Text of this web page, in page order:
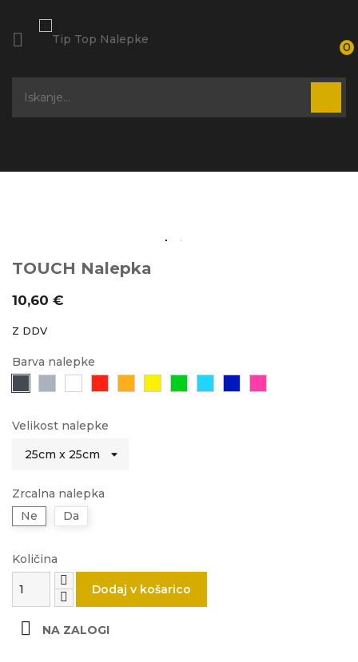
 0
TOUCH Nalepka
10,60 €
Z DDV
Barva nalepke
modra
Velikost nalepke
Zrcalna nalepka
Ne
Da
Količina
Dodaj v košarico
 NA ZALOGI